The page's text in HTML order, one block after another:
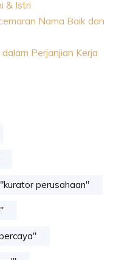
& Istri
Nama Baik dan
Perjanjian Kerja
"kurator perusahaan"